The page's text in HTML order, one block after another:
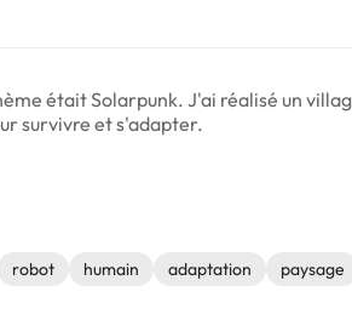
était Solarpunk. J'ai réalisé un
survivre et s'adapter.
robot humain adaptation paysage